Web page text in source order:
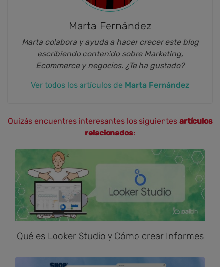
Marta Fernández
Marta colabora y ayuda a hacer crecer este blog
escribiendo contenido sobre Marketing,
Ecommerce y negocios. ¿Te ha gustado?
Ver todos los artículos de Marta Fernández
Quizás encuentres interesantes los siguientes artículos
relacionados:
Qué es Looker Studio y Cómo crear Informes